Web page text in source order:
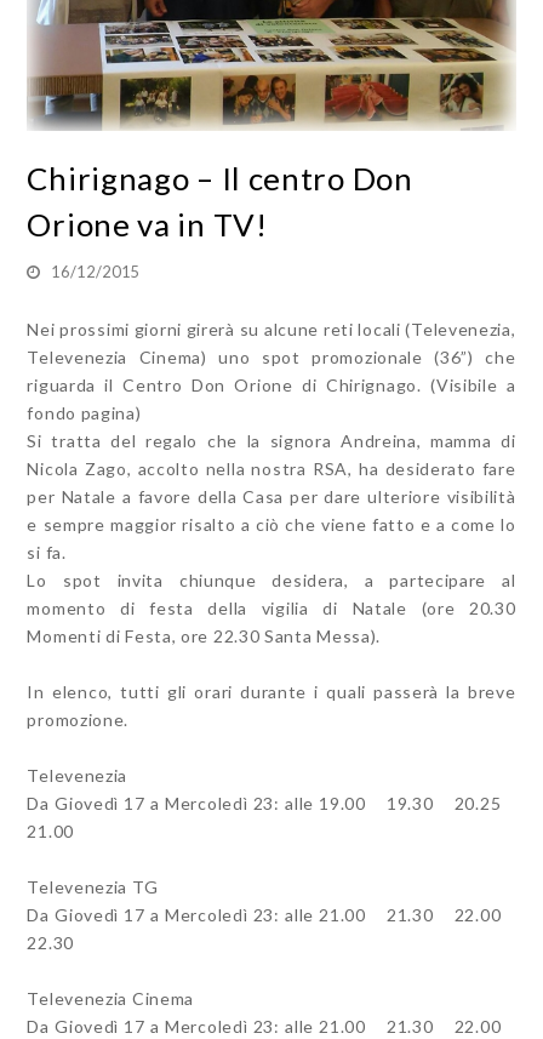
Chirignago – Il centro Don
Orione va in TV!
16/12/2015
Nei prossimi giorni girerà su alcune reti locali (Televenezia,
Televenezia Cinema) uno spot promozionale (36”) che
riguarda il Centro Don Orione di Chirignago. (Visibile a
fondo pagina)
Si tratta del regalo che la signora Andreina, mamma di
Nicola Zago, accolto nella nostra RSA, ha desiderato fare
per Natale a favore della Casa per dare ulteriore visibilità
e sempre maggior risalto a ciò che viene fatto e a come lo
si fa.
Lo spot invita chiunque desidera, a partecipare al
momento di festa della vigilia di Natale (ore 20.30
Momenti di Festa, ore 22.30 Santa Messa).
In elenco, tutti gli orari durante i quali passerà la breve
promozione.
Televenezia
Da Giovedì 17 a Mercoledì 23: alle 19.00 19.30 20.25
21.00
Televenezia TG
Da Giovedì 17 a Mercoledì 23: alle 21.00 21.30 22.00
22.30
Televenezia Cinema
Da Giovedì 17 a Mercoledì 23: alle 21.00 21.30 22.00